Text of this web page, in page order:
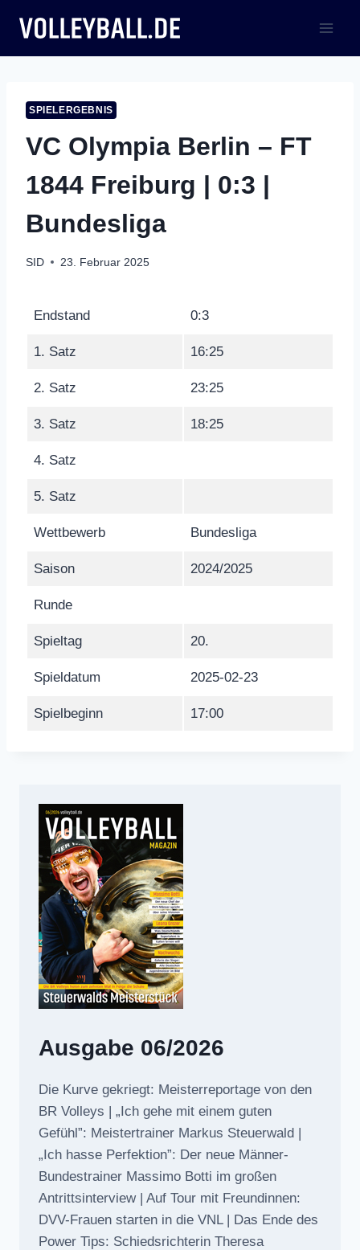
Inhalt
springen
SPIELERGEBNIS
VC Olympia Berlin – FT
1844 Freiburg | 0:3 |
Bundesliga
SID 23. Februar 2025
Endstand 0:3
1. Satz 16:25
2. Satz 23:25
3. Satz 18:25
4. Satz
5. Satz
Wettbewerb Bundesliga
Saison 2024/2025
Runde
Spieltag 20.
Spieldatum 2025-02-23
Spielbeginn 17:00
Ausgabe 06/2026
Die Kurve gekriegt: Meisterreportage von den
BR Volleys | „Ich gehe mit einem guten
Gefühl”: Meistertrainer Markus Steuerwald |
„Ich hasse Perfektion”: Der neue Männer-
Bundestrainer Massimo Botti im großen
Antrittsinterview | Auf Tour mit Freundinnen:
DVV-Frauen starten in die VNL | Das Ende des
Power Tips: Schiedsrichterin Theresa